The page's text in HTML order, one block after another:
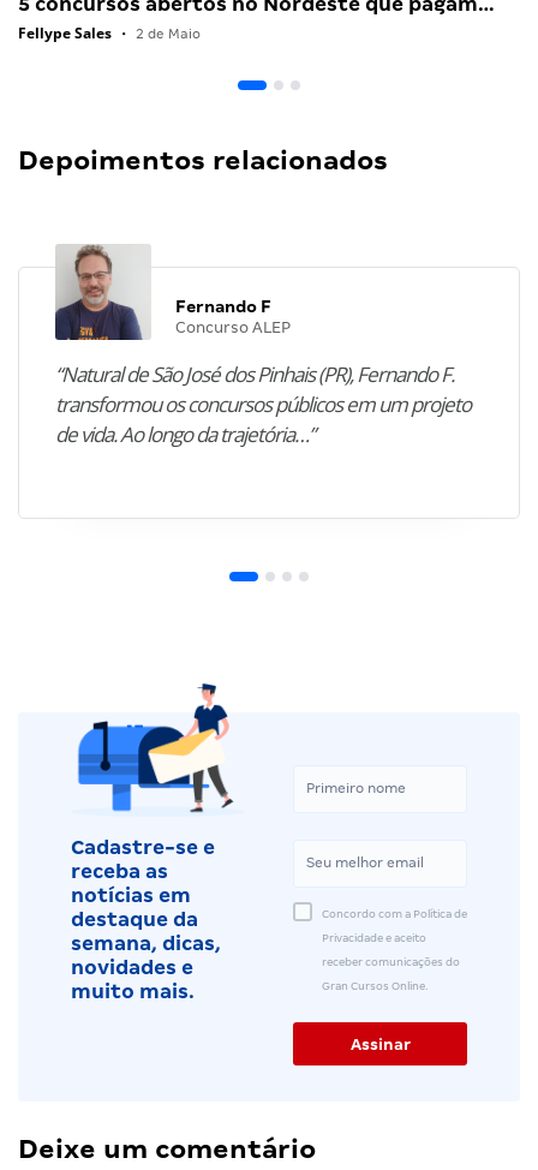
Fellype Sales • 2 de Maio
Depoimentos relacionados
Fernando F
Concurso ALEP
“Natural de São José dos Pinhais (PR), Fernando F.
transformou os concursos públicos em um projeto
de vida. Ao longo da trajetória…”
Cadastre-se e
receba as
notícias em
destaque da
semana, dicas,
novidades e
muito mais.
Concordo com a Política de
Privacidade e aceito
receber comunicações do
Gran Cursos Online.
Deixe um comentário